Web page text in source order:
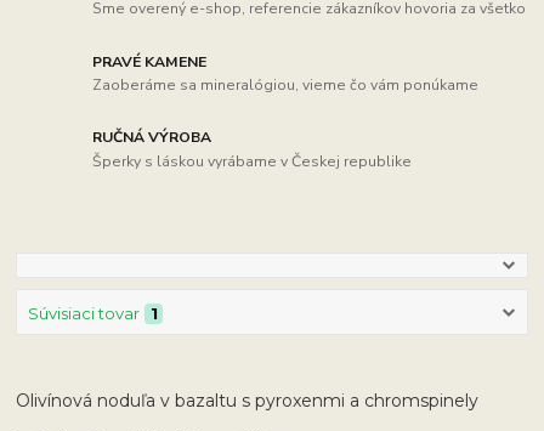
Sme overený e-shop, referencie zákazníkov hovoria za všetko
PRAVÉ KAMENE
Zaoberáme sa mineralógiou, vieme čo vám ponúkame
RUČNÁ VÝROBA
Šperky s láskou vyrábame v Českej republike
Súvisiaci tovar 1
Olivínová noduľa v bazaltu s pyroxenmi a chromspinely